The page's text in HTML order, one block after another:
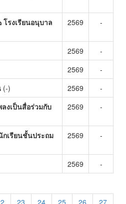
รงเรียนอนุบาล
2569 -
2569
-
2569
-
(-) 2569
-
งเป็นสื่อร่วมกับ
2569 -
กเรียนชั้นประถม
2569 -
2569 -
23 24 25 26 27